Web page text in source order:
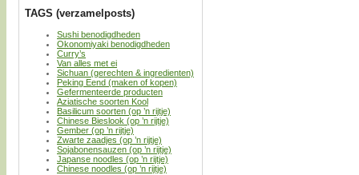
TAGS (verzamelposts)
Sushi benodigdheden
Okonomiyaki benodigdheden
Curry’s
Van alles met ei
Sichuan (gerechten & ingredienten)
Peking Eend (maken of kopen)
Gefermenteerde producten
Aziatische soorten Kool
Basilicum soorten (op ’n rijtje)
Chinese Bieslook (op ’n rijtje)
Gember (op ’n rijtje)
Zwarte zaadjes (op ’n rijtje)
Sojabonensauzen (op ’n rijtje)
Japanse noodles (op ’n rijtje)
Chinese noodles (op ’n rijtje)